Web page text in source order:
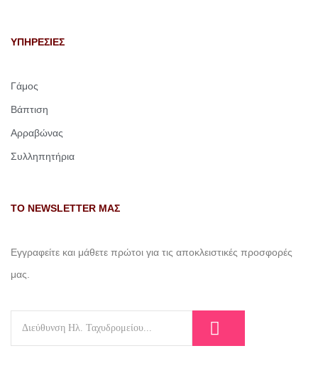
ΥΠΗΡΕΣΙΕΣ
Γάμος
Βάπτιση
Αρραβώνας
Συλληπητήρια
ΤΟ NEWSLETTER ΜΑΣ
Εγγραφείτε και μάθετε πρώτοι για τις αποκλειστικές προσφορές
μας.